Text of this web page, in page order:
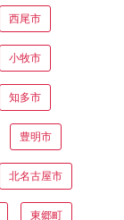
西尾市
小牧市
知多市
豊明市
北名古屋市
東郷町